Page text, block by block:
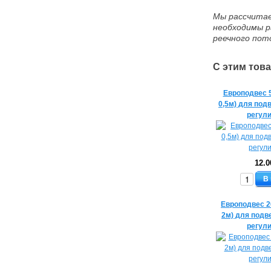
Мы
необходимы
реечного
С этим
Европодвес
0,5м) для
В
Европодвес
2м) для